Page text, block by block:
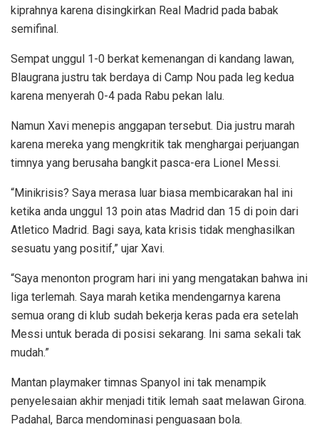
kiprahnya karena disingkirkan Real Madrid pada babak
semifinal.
Sempat unggul 1-0 berkat kemenangan di kandang lawan,
Blaugrana justru tak berdaya di Camp Nou pada leg kedua
karena menyerah 0-4 pada Rabu pekan lalu.
Namun Xavi menepis anggapan tersebut. Dia justru marah
karena mereka yang mengkritik tak menghargai perjuangan
timnya yang berusaha bangkit pasca-era Lionel Messi.
“Minikrisis? Saya merasa luar biasa membicarakan hal ini
ketika anda unggul 13 poin atas Madrid dan 15 di poin dari
Atletico Madrid. Bagi saya, kata krisis tidak menghasilkan
sesuatu yang positif,” ujar Xavi.
“Saya menonton program hari ini yang mengatakan bahwa ini
liga terlemah. Saya marah ketika mendengarnya karena
semua orang di klub sudah bekerja keras pada era setelah
Messi untuk berada di posisi sekarang. Ini sama sekali tak
mudah.”
Mantan playmaker timnas Spanyol ini tak menampik
penyelesaian akhir menjadi titik lemah saat melawan Girona.
Padahal, Barca mendominasi penguasaan bola.